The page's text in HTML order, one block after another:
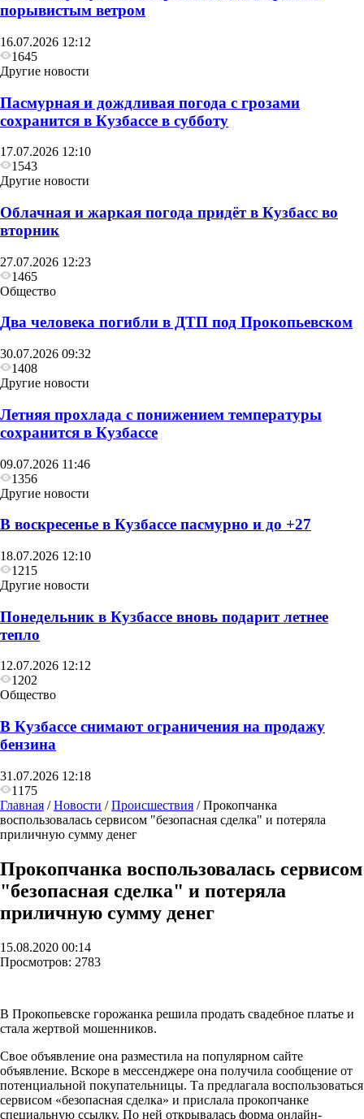
порывистым ветром
16.07.2026 12:12
1645
Другие новости
Пасмурная и дождливая погода с грозами
сохранится в Кузбассе в субботу
17.07.2026 12:10
1543
Другие новости
Облачная и жаркая погода придёт в Кузбасс во
вторник
27.07.2026 12:23
1465
Общество
Два человека погибли в ДТП под Прокопьевском
30.07.2026 09:32
1408
Другие новости
Летняя прохлада с понижением температуры
сохранится в Кузбассе
09.07.2026 11:46
1356
Другие новости
В воскресенье в Кузбассе пасмурно и до +27
18.07.2026 12:10
1215
Другие новости
Понедельник в Кузбассе вновь подарит летнее
тепло
12.07.2026 12:12
1202
Общество
В Кузбассе снимают ограничения на продажу
бензина
31.07.2026 12:18
1175
Главная /Новости /Происшествия /Прокопчанка
воспользовалась сервисом "безопасная сделка" и потеряла
приличную сумму денег
Прокопчанка воспользовалась сервисом
"безопасная сделка" и потеряла
приличную сумму денег
15.08.2020 00:14
Просмотров: 2783
В Прокопьевске горожанка решила продать свадебное платье и
стала жертвой мошенников.
Свое объявление она разместила на популярном сайте
объявление. Вскоре в мессенджере она получила сообщение от
потенциальной покупательницы. Та предлагала воспользоваться
сервисом «безопасная сделка» и прислала прокопчанке
специальную ссылку. По ней открывалась форма онлайн-